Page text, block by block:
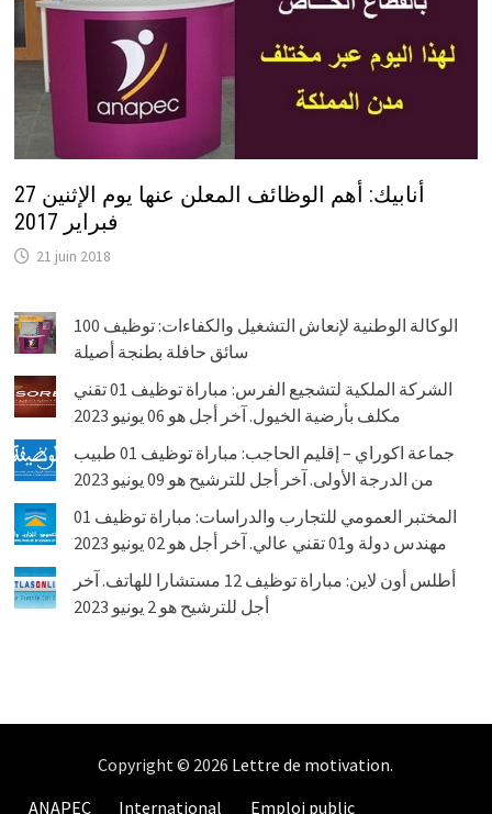
أنابيك: أهم الوظائف المعلن عنها يوم الإثنين 27
فبراير 2017
21 juin 2018
الوكالة الوطنية لإنعاش التشغيل والكفاءات: توظيف 100
سائق حافلة بطنجة أصيلة
الشركة الملكية لتشجيع الفرس: مباراة توظيف 01 تقني
مكلف بأرضية الخيول. آخر أجل هو 06 يونيو 2023
جماعة اكوراي – إقليم الحاجب: مباراة توظيف 01 طبيب
من الدرجة الأولى. آخر أجل للترشيح هو 09 يونيو 2023
المختبر العمومي للتجارب والدراسات: مباراة توظيف 01
مهندس دولة و01 تقني عالي. آخر أجل هو 02 يونيو 2023
أطلس أون لاين: مباراة توظيف 12 مستشارا للهاتف. آخر
أجل للترشيح هو 2 يونيو 2023
Copyright © 2026 Lettre de motivation.
ANAPEC
International Emploi public